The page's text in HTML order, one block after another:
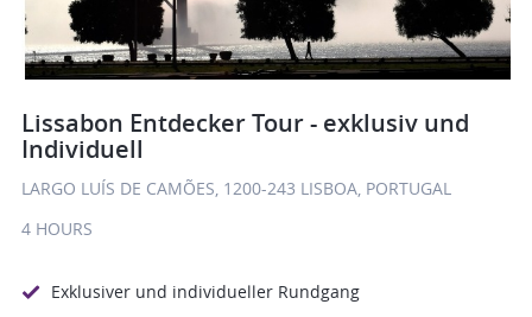
Lissabon Entdecker Tour - exklusiv und
Individuell
LARGO LUÍS DE CAMÕES, 1200-243 LISBOA, PORTUGAL
4 HOURS
Exklusiver und individueller Rundgang